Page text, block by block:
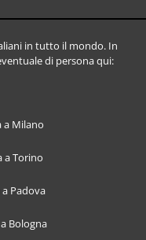
in tutto il mondo. In
di persona qui:
a Milano
a Torino
Padova
Bologna